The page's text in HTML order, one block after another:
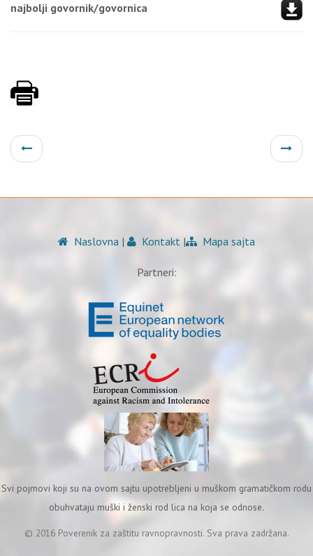
najbolji govornik/govornica
Naslovna | Kontakt | Mapa sajta
Partneri:
Svi pojmovi koji su na ovom sajtu upotrebljeni u muškom gramatičkom rodu
obuhvataju muški i ženski rod lica na koja se odnose.
© 2016 Poverenik za zaštitu ravnopravnosti. Sva prava zadržana.